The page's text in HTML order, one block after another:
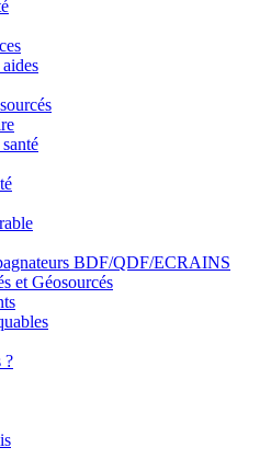
BDF/QDF/ECRAINS
et Géosourcés
?